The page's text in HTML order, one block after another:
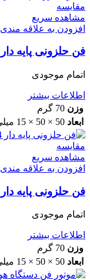
مقایسه
مشاهده سریع
افزودن به علاقه مندی
فن حلزونی پایه دار 12 ولت مدل 50X50X15
اتمام موجودی
اطلاعات بیشتر
وزن 70 گرم
ابعاد 50 × 50 × 15 میلی‌متر
مقایسه
مشاهده سریع
افزودن به علاقه مندی
فن حلزونی پایه دار 24 ولت مدل 50X50X15
اتمام موجودی
اطلاعات بیشتر
وزن 70 گرم
ابعاد 50 × 50 × 15 میلی‌متر